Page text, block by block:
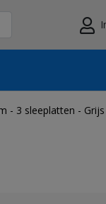
- 3 sleeplatten - Grijs